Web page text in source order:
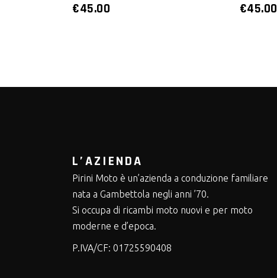
€45.00 €45.00
L’AZIENDA
Pirini Moto è un’azienda a conduzione familiare
nata a Gambettola negli anni ’70.
Si occupa di ricambi moto nuovi e per moto
moderne e d’epoca.
P.IVA/CF: 01725590408